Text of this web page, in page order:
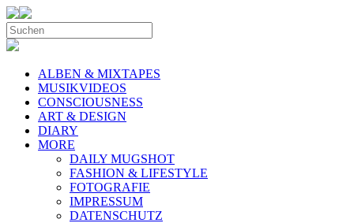
ALBEN & MIXTAPES
MUSIKVIDEOS
CONSCIOUSNESS
ART & DESIGN
DIARY
MORE
DAILY MUGSHOT
FASHION & LIFESTYLE
FOTOGRAFIE
IMPRESSUM
DATENSCHUTZ